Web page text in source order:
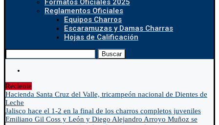
Formatos Oficiales 2025
Reglamentos Oficiales
Equipos Charros
Escaramuzas y Damas Charras
Hojas de Calificación
Buscar
Reciente
Hacienda Santa Cruz del Valle, tricampeón nacional de Dientes de
Leche
Jalisco hace el 1-2 en la final de los charros completos juveniles
Emiliano Gil Coss y León y Diego Alejandro Arroyo Muñoz se